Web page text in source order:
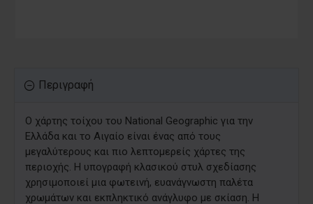
Περιγραφή
Ο χάρτης τοίχου του National Geographic για την
Ελλάδα και το Αιγαίο είναι ένας από τους
μεγαλύτερους και πιο λεπτομερείς χάρτες της
περιοχής. Η υπογραφή κλασικού στυλ σχεδίασης
χρησιμοποιεί μια φωτεινή, ευανάγνωστη παλέτα
χρωμάτων και εκπληκτικό ανάγλυφο με σκίαση. Η